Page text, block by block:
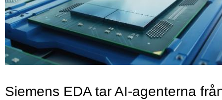
Siemens EDA tar AI-agenterna